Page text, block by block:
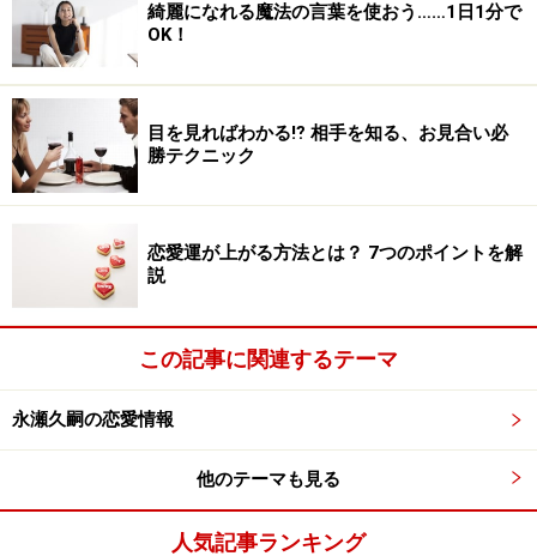
綺麗になれる魔法の言葉を使おう……1日1分で
OK！
目を見ればわかる⁉ 相手を知る、お見合い必
勝テクニック
恋愛運が上がる方法とは？ 7つのポイントを解
説
この記事に関連するテーマ
永瀬久嗣の恋愛情報
他のテーマも見る
人気記事ランキング